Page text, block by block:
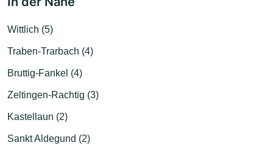
Wittlich (5)
Traben-Trarbach (4)
Bruttig-Fankel (4)
Zeltingen-Rachtig (3)
Kastellaun (2)
Sankt Aldegund (2)